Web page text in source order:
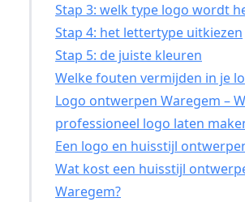
Stap 3: welk type logo wordt
Stap 4: het lettertype uitkiezen
Stap 5: de juiste kleuren
Welke fouten vermijden in je
Logo ontwerpen Waregem –
professioneel logo laten
Een logo en huisstijl
Wat kost een huisstijl
Waregem?